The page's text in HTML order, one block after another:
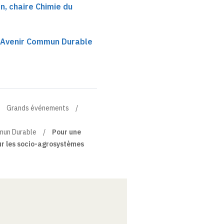
chaire Chimie du
Commun Durable
Grands événements
Durable
Pour une
les socio-agrosystèmes